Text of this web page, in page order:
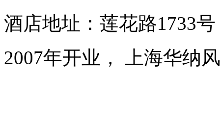
酒店地址：莲花路1733
2007年开业， 上海华